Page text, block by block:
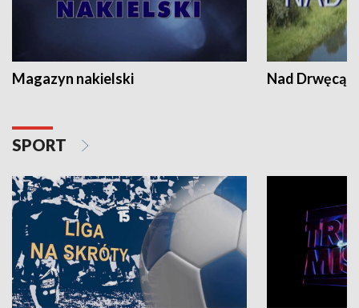
Magazyn nakielski Nad Drwęcą
SPORT